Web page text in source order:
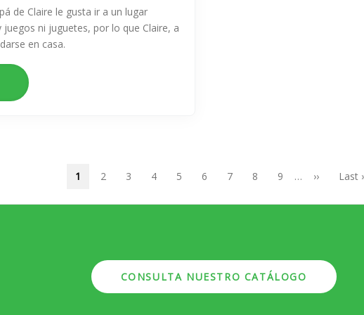
de Claire le gusta ir a un lugar
juegos ni juguetes, por lo que Claire, a
en casa.
Página
1 Page
2 Page
3 Page
4 Page
5 Page
6 Page
7 Page
8 Page
9 …
Siguiente
›› Last
CONSULTA NUESTRO CATÁLOGO